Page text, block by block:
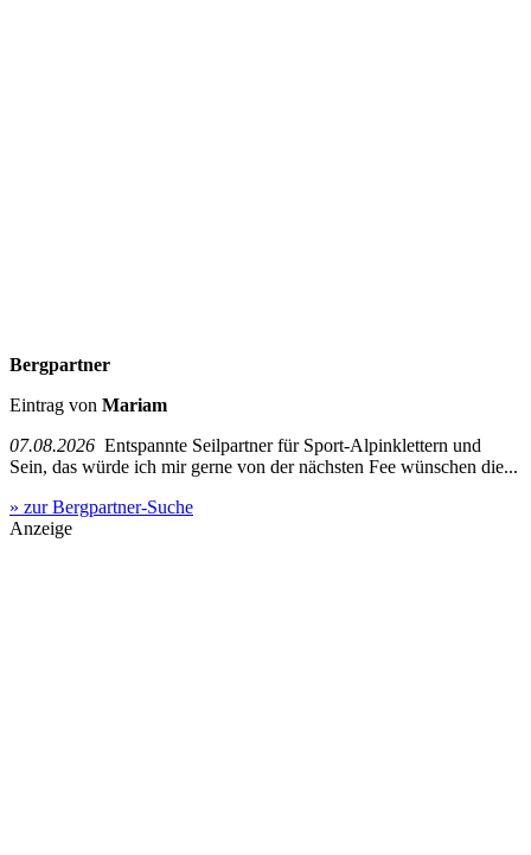
Bergpartner
Eintrag von Mariam
07.08.2026 Entspannte Seilpartner für Sport-Alpinklettern und
Sein, das würde ich mir gerne von der nächsten Fee wünschen die...
» zur Bergpartner-Suche
Anzeige